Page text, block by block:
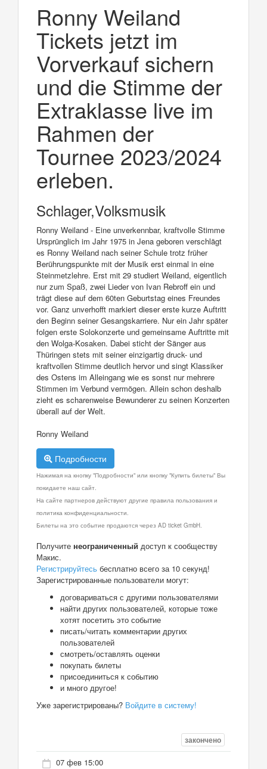
Ronny Weiland
Tickets jetzt im
Vorverkauf sichern
und die Stimme der
Extraklasse live im
Rahmen der
Tournee 2023/2024
erleben.
Schlager,Volksmusik
Ronny Weiland - Eine unverkennbar, kraftvolle Stimme
Ursprünglich im Jahr 1975 in Jena geboren verschlägt
es Ronny Weiland nach seiner Schule trotz früher
Berührungspunkte mit der Musik erst einmal in eine
Steinmetzlehre. Erst mit 29 studiert Weiland, eigentlich
nur zum Spaß, zwei Lieder von Ivan Rebroff ein und
trägt diese auf dem 60ten Geburtstag eines Freundes
vor. Ganz unverhofft markiert dieser erste kurze Auftritt
den Beginn seiner Gesangskarriere. Nur ein Jahr später
folgen erste Solokonzerte und gemeinsame Auftritte mit
den Wolga-Kosaken. Dabei sticht der Sänger aus
Thüringen stets mit seiner einzigartig druck- und
kraftvollen Stimme deutlich hervor und singt Klassiker
des Ostens im Alleingang wie es sonst nur mehrere
Stimmen im Verbund vermögen. Allein schon deshalb
zieht es scharenweise Bewunderer zu seinen Konzerten
überall auf der Welt.
Ronny Weiland
Подробности
Нажимая на кнопку "Подробности" или кнопку "Купить билеты" Вы
покидаете наш сайт.
На сайте партнеров действуют другие правила пользования и
политика конфиденциальности.
Билеты на это событие продаются через AD ticket GmbH.
Получите неограниченный доступ к сообществу
Макис.
Регистрируйтесь бесплатно всего за 10 секунд!
Зарегистрированные пользователи могут:
договариваться с другими пользователями
найти других пользователей, которые тоже
хотят посетить это событие
писать/читать комментарии других
пользователей
смотреть/оставлять оценки
покупать билеты
присоединиться к событию
и много другое!
Уже зарегистрированы? Войдите в систему!
закончено
07 фев 15:00